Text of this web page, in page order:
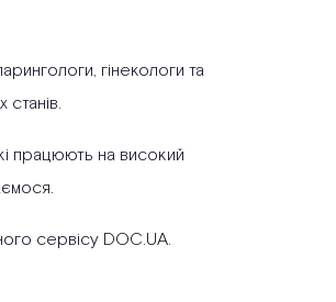
гінекологи та
працюють на високий
сервісу DOC.UA.